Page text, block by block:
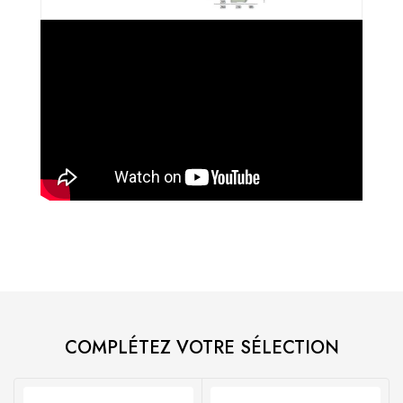
COMPLÉTEZ VOTRE SÉLECTION